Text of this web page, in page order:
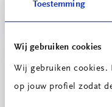
Toestemming
Wij gebruiken cookies
Wij gebruiken
op jouw profiel zodat